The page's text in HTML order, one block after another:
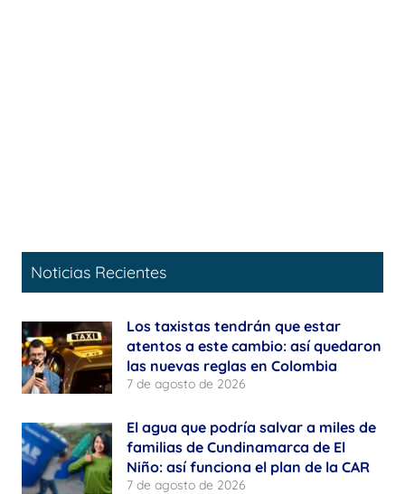
Noticias Recientes
Los taxistas tendrán que estar
atentos a este cambio: así quedaron
las nuevas reglas en Colombia
7 de agosto de 2026
El agua que podría salvar a miles de
familias de Cundinamarca de El
Niño: así funciona el plan de la CAR
7 de agosto de 2026